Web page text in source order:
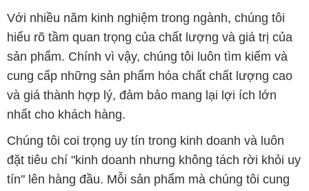
Với nhiều năm kinh nghiệm trong ngành, chúng tôi
hiểu rõ tầm quan trọng của chất lượng và giá trị của
sản phẩm. Chính vì vậy, chúng tôi luôn tìm kiếm và
cung cấp những sản phẩm hóa chất chất lượng cao
và giá thành hợp lý, đảm bảo mang lại lợi ích lớn
nhất cho khách hàng.
Chúng tôi coi trọng uy tín trong kinh doanh và luôn
đặt tiêu chí "kinh doanh nhưng không tách rời khỏi uy
tín" lên hàng đầu. Mỗi sản phẩm mà chúng tôi cung